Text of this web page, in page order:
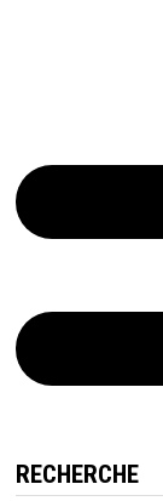
RECHERCHE